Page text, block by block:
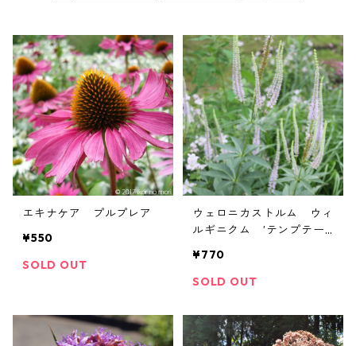
エキナケア プルプレア
¥550
SOLD OUT
ウェロニカストルム ウィ
ルギニクム ’テンプテー
¥770
SOLD OUT